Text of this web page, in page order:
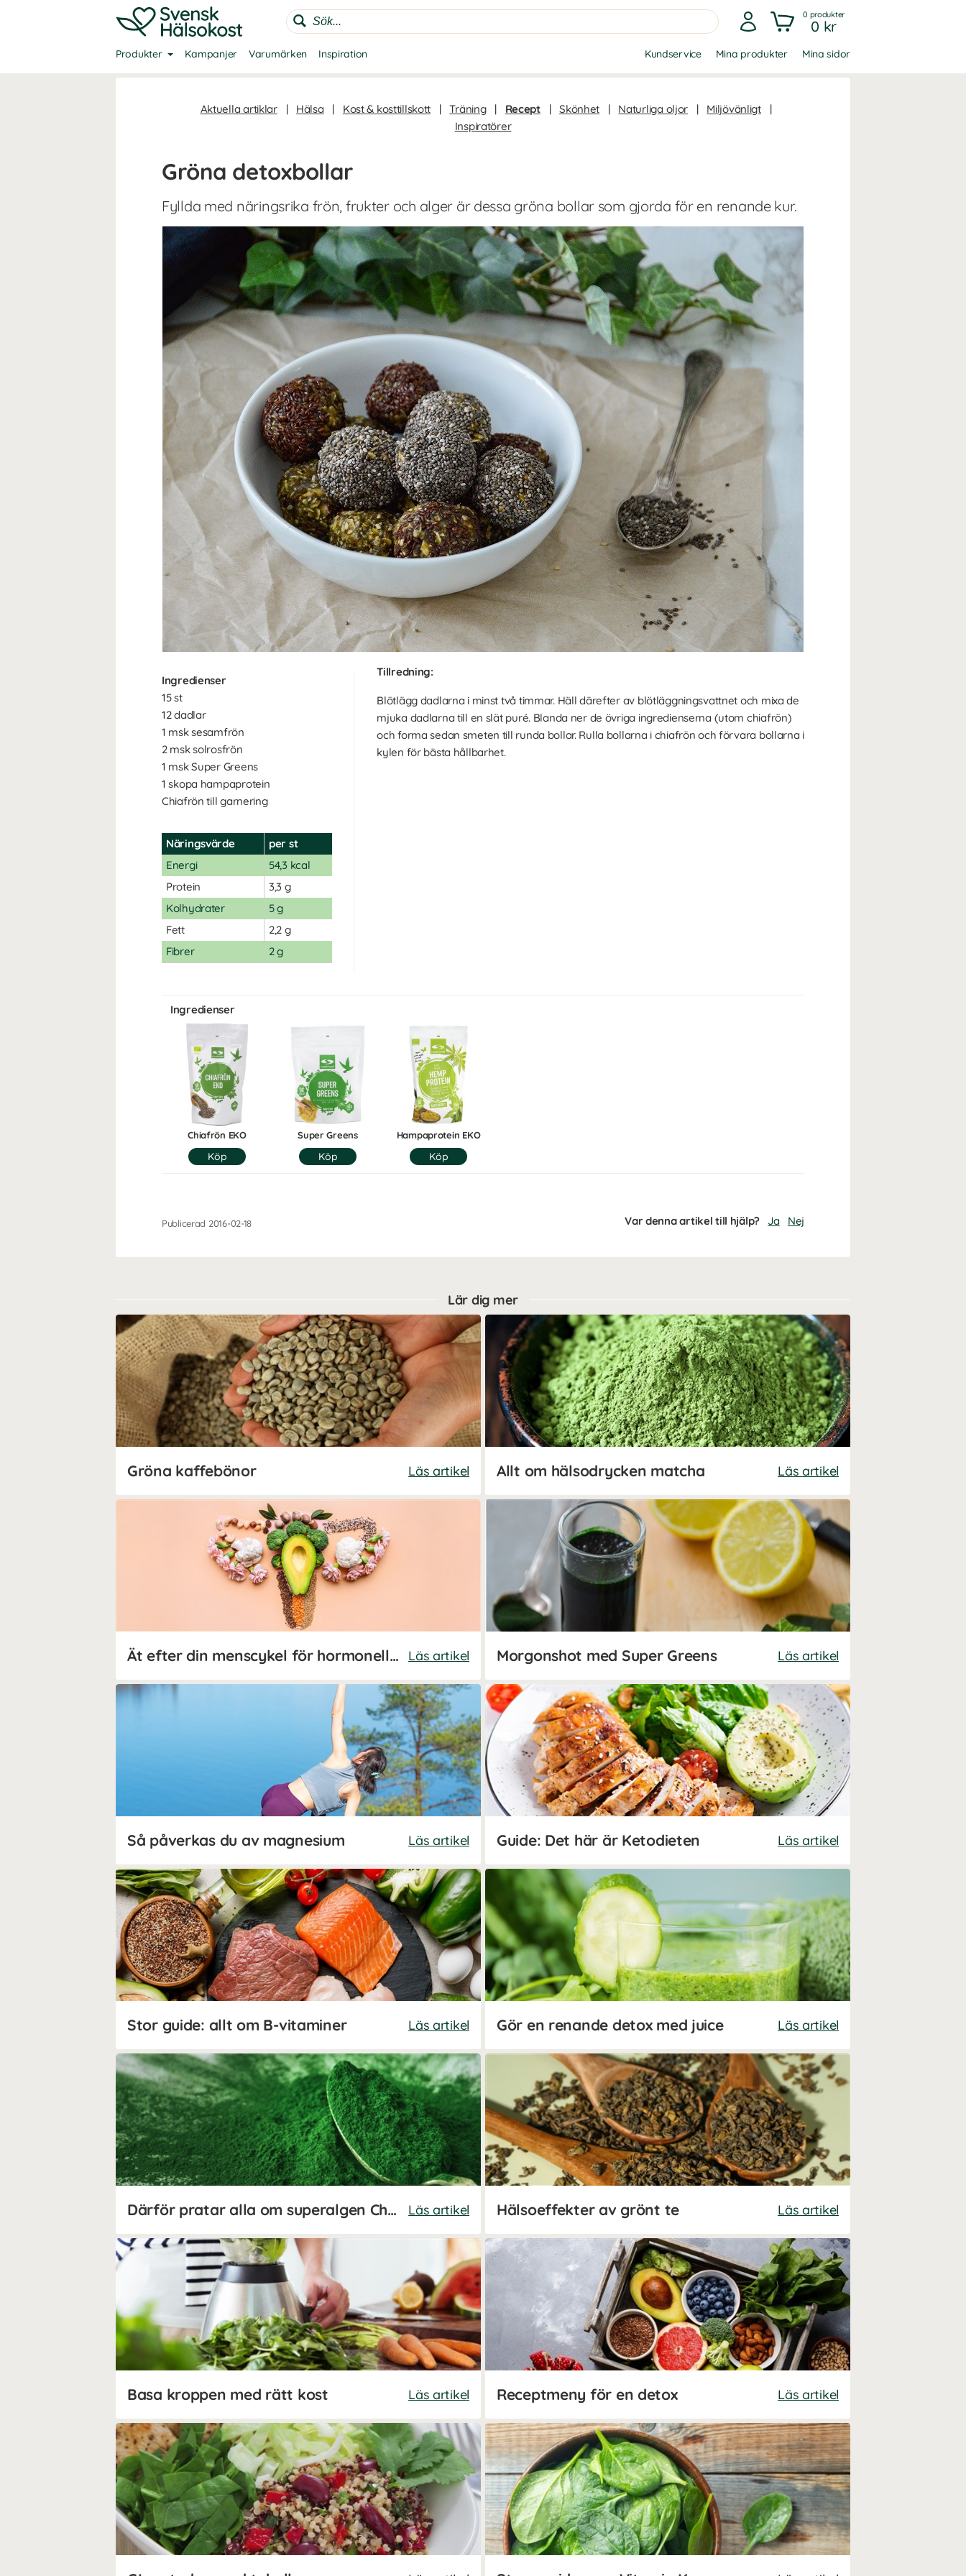
0 produkter
0 kr
Produkter Kampanjer Varumärken Inspiration Kundservice Mina produkter Mina sidor
Aktuella artiklar | Hälsa | Kost & kosttillskott | Träning | Recept | Skönhet | Naturliga oljor | Miljövänligt
|
Inspiratörer
Gröna detoxbollar
Fyllda med näringsrika frön, frukter och alger är dessa gröna bollar som gjorda för en renande kur.
Ingredienser
15 st
12 dadlar
1 msk sesamfrön
2 msk solrosfrön
1 msk Super Greens
1 skopa hampaprotein
Chiafrön till garnering
Näringsvärde
per st
Energi
54,3 kcal
Protein
3,3 g
Kolhydrater
5 g
Fett
2,2 g
Fibrer
2 g
Tillredning:
Blötlägg dadlarna i minst två timmar. Häll därefter av blötläggningsvattnet och mixa de
mjuka dadlarna till en slät puré. Blanda ner de övriga ingredienserna (utom chiafrön)
och forma sedan smeten till runda bollar. Rulla bollarna i chiafrön och förvara bollarna i
kylen för bästa hållbarhet.
Ingredienser
Chiafrön EKO Super Greens Hampaprotein EKO
Publicerad 2016-02-18 Var denna artikel till hjälp? Ja Nej
Lär dig mer
Gröna kaffebönor Läs artikel Allt om hälsodrycken matcha Läs artikel
Ät efter din menscykel för hormonell balans Läs artikel Morgonshot med Super Greens Läs artikel
Så påverkas du av magnesium Läs artikel Guide: Det här är Ketodieten Läs artikel
Stor guide: allt om B-vitaminer Läs artikel Gör en renande detox med juice Läs artikel
Därför pratar alla om superalgen Chlorella - naturens egen hälsobomb Läs artikel Hälsoeffekter av grönt te Läs artikel
Basa kroppen med rätt kost Läs artikel Receptmeny för en detox Läs artikel